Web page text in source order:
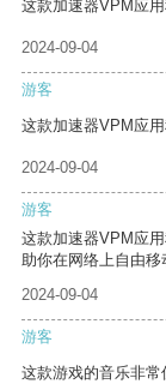
这款加速器VPM应
2024-09-04
游客
这款加速器VPM应
2024-09-04
游客
这款加速器VPM应
助你在网络上自由移
2024-09-04
游客
这款游戏的音乐非常